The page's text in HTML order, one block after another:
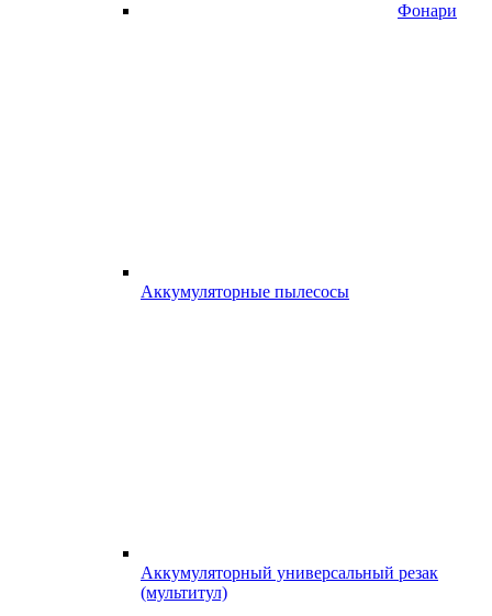
Фонари
Аккумуляторные пылесосы
Аккумуляторный универсальный резак
(мультитул)